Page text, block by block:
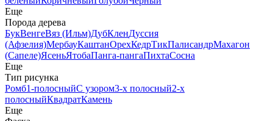
Еще
Порода дерева
БукВенгеВяз (Ильм)ДубКленДуссия
(Афзелия)МербауКаштанОрехКедрТикПалисандрМахагон
(Сапеле)ЯсеньЯтобаПанга-пангаПихтаСосна
Еще
Тип рисунка
Ромб1-полосныйС узором3-х полосный2-х
полосныйКвадратКамень
Еще